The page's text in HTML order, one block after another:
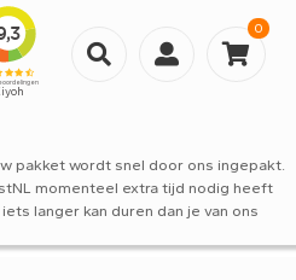
0
pakket wordt snel door ons ingepakt.
momenteel extra tijd nodig heeft
langer kan duren dan je van ons